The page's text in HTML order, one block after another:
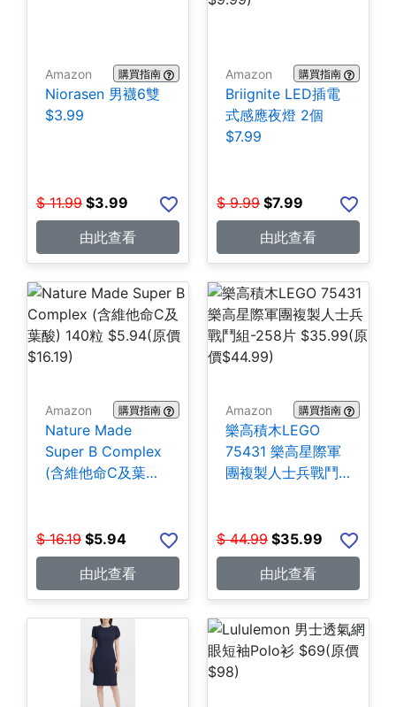
Amazon 購買指南
Niorasen 男襪6雙
$3.99
$ 11.99 $3.99
由此查看
Amazon 購買指南
Briignite LED插電
式感應夜燈 2個
$7.99
$ 9.99 $7.99
由此查看
Amazon 購買指南
Nature Made
Super B Complex
(含維他命C及葉酸)
$ 16.19 $5.94
由此查看
Amazon 購買指南
樂高積木LEGO
75431 樂高星際軍
團複製人士兵戰鬥
$ 44.99 $35.99
由此查看